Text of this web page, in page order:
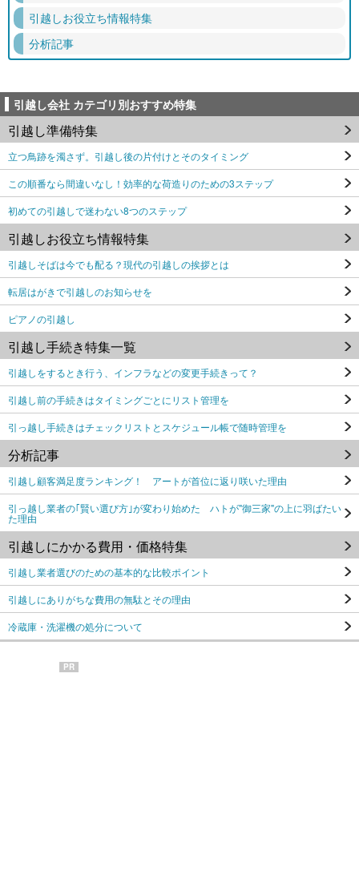
引越しお役立ち情報特集
分析記事
引越し会社 カテゴリ別おすすめ特集
引越し準備特集
立つ鳥跡を濁さず。引越し後の片付けとそのタイミング
この順番なら間違いなし！効率的な荷造りのための3ステップ
初めての引越しで迷わない8つのステップ
引越しお役立ち情報特集
引越しそばは今でも配る？現代の引越しの挨拶とは
転居はがきで引越しのお知らせを
ピアノの引越し
引越し手続き特集一覧
引越しをするとき行う、インフラなどの変更手続きって？
引越し前の手続きはタイミングごとにリスト管理を
引っ越し手続きはチェックリストとスケジュール帳で随時管理を
分析記事
引越し顧客満足度ランキング！ アートが首位に返り咲いた理由
引っ越し業者の｢賢い選び方｣が変わり始めた ハトが"御三家"の上に羽ばたい
た理由
引越しにかかる費用・価格特集
引越し業者選びのための基本的な比較ポイント
引越しにありがちな費用の無駄とその理由
冷蔵庫・洗濯機の処分について
PR